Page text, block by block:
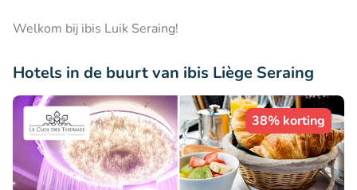
Welkom bij ibis Luik Seraing!
Hotels in de buurt van ibis Liège Seraing
38% korting